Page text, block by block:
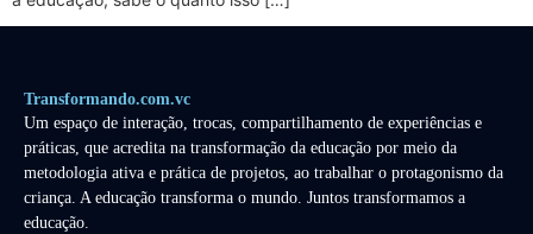
Transformando.com.vc
Um espaço de interação, trocas, compartilhamento de experiências e
práticas, que acredita na transformação da educação por meio da
metodologia ativa e prática de projetos, ao trabalhar o protagonismo da
criança. A educação transforma o mundo. Juntos transformamos a
educação.